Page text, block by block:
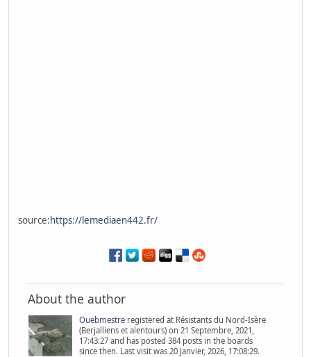
source:https://lemediaen442.fr/
About the author
Ouebmestreregistered at Résistants du Nord-Isère
(Berjalliens et alentours) on 21 Septembre, 2021,
17:43:27 and has posted 384 posts in the boards
since then. Last visit was 20 Janvier, 2026, 17:08:29.